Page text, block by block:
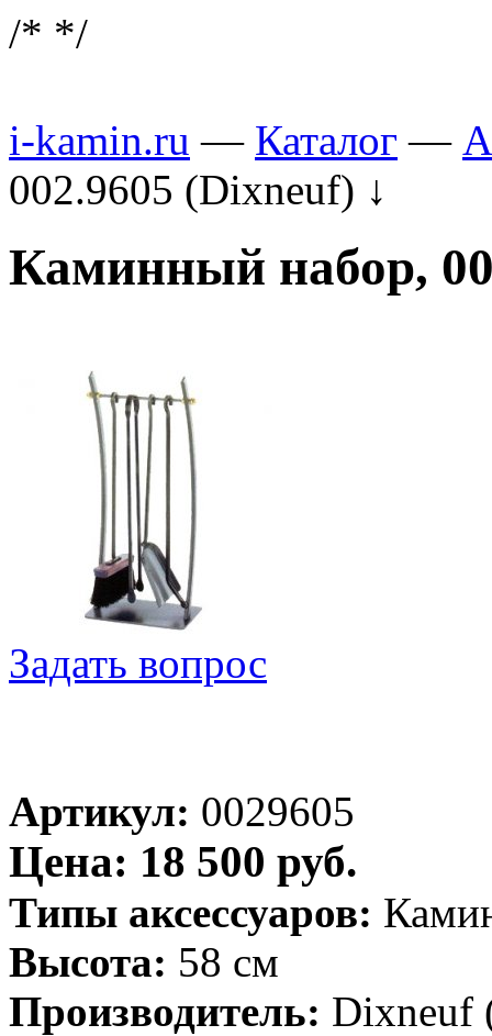
/* */
i-kamin.ru — Каталог —
002.9605 (Dixneuf) ↓
Каминный набор,
Задать вопрос
Артикул: 0029605
Цена: 18 500 руб.
Типы аксессуаров:
Высота: 58 см
Производитель: Dixneuf